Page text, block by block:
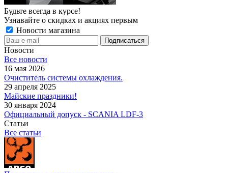
Будьте всегда в курсе!
Узнавайте о скидках и акциях первым
Новости магазина
Новости
Все новости
16 мая 2026
Очиститель системы охлаждения.
29 апреля 2025
Майские праздники!
30 января 2024
Официальный допуск - SCANIA LDF-3
Статьи
Все статьи